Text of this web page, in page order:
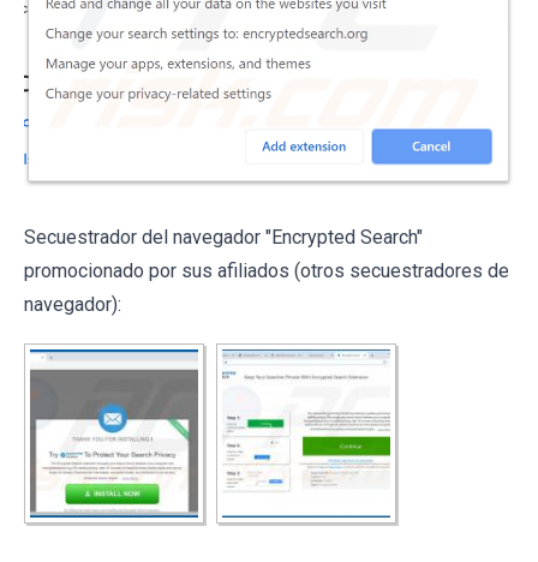
Secuestrador del navegador "Encrypted Search"
promocionado por sus afiliados (otros secuestradores de
navegador):